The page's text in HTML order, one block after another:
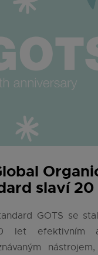
slaví 20
GOTS se
let efektivním